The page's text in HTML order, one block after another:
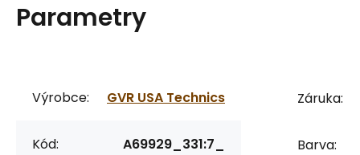
Parametry
Výrobce: GVR USA Technics
Kód: A69929_331:7_
Záruka:
Barva: